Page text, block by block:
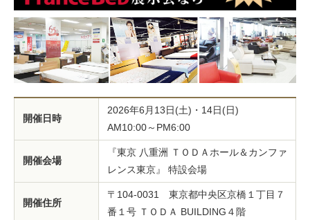
開催日時
2026年6月13日(土)・14日(日)
AM10:00～PM6:00
開催会場
『東京 八重洲 ＴＯＤＡホール＆カンファ
レンス東京』 特設会場
開催住所
〒104-0031 東京都中央区京橋１丁目７
番１号 ＴＯＤＡ BUILDING４階